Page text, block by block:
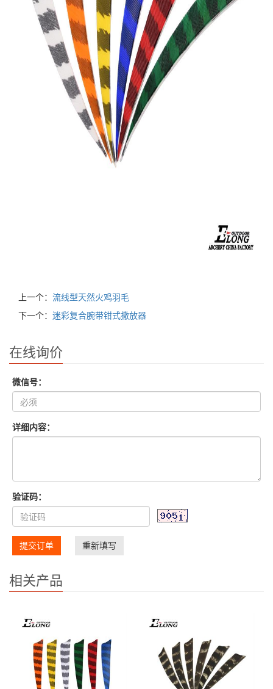
上一个： 流线型天然火鸡羽毛
下一个： 迷彩复合腕带钳式撒放器
在线询价
微信号：
详细内容：
验证码：
提交订单 重新填写
相关产品